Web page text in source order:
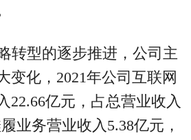
转型的逐步推进，公司主
变化，2021年公司互联网
22.66亿元，占总营业收入
业务营业收入5.38亿元，